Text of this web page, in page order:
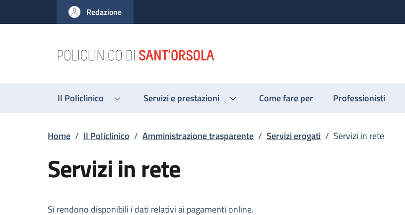
al contenuto principale
to footer content
Redazione
Il Policlinico Servizi e prestazioni Come fare per Professionisti
Briciole di pane
Home / Il Policlinico / Amministrazione trasparente / Servizi erogati / Servizi in rete
Servizi in rete
Descrizione
Si rendono disponibili i dati relativi ai pagamenti online.